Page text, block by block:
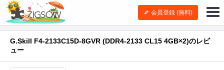
会員登録 (無料)
G.Skill F4-2133C15D-8GVR (DDR4-2133 CL15 4GB×2)のレビ
ュー